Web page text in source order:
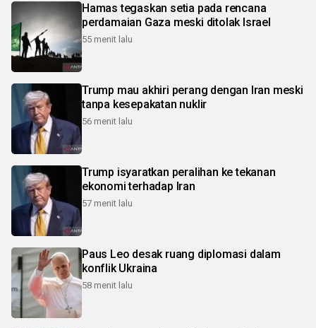
Hamas tegaskan setia pada rencana
perdamaian Gaza meski ditolak Israel
55 menit lalu
Trump mau akhiri perang dengan Iran meski
tanpa kesepakatan nuklir
56 menit lalu
Trump isyaratkan peralihan ke tekanan
ekonomi terhadap Iran
57 menit lalu
Paus Leo desak ruang diplomasi dalam
konflik Ukraina
58 menit lalu